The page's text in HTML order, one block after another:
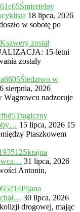
Śmiertelny
18 lipca, 2026
w sobotę po
został
15-letni
zostały
Śledztwo w
6 sierpnia, 2026
Wągrowcu nadzoruje
Tragiczny
15 lipca, 2026 15
Ptaszkowem
Skrajna
31 lipca, 2026
Antonin,
Pijana
30 lipca, 2026
drogowej, mając